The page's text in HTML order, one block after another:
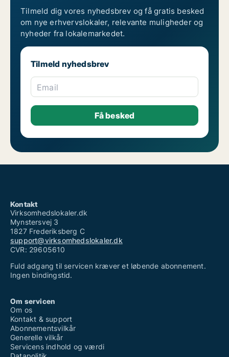
Tilmeld dig vores nyhedsbrev og få gratis besked
om nye erhvervslokaler, relevante muligheder og
nyheder fra lokalemarkedet.
Tilmeld nyhedsbrev
Email
Kontakt
Virksomhedslokaler.dk
Mynstersvej 3
1827 Frederiksberg C
support@virksomhedslokaler.dk
CVR: 29605610
Fuld adgang til servicen kræver et løbende abonnement.
Ingen bindingstid.
Om servicen
Om os
Kontakt & support
Abonnementsvilkår
Generelle vilkår
Servicens indhold og værdi